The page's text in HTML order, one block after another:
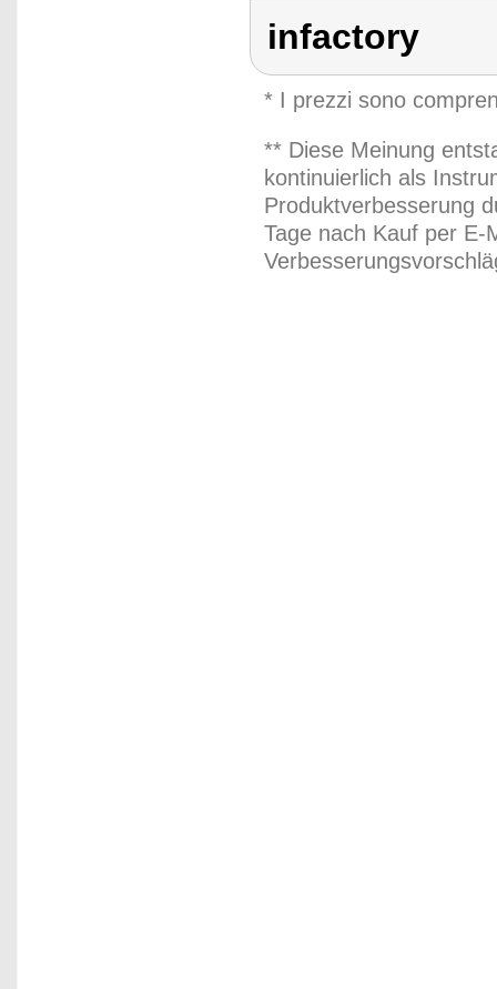
infactory
* I prezzi sono
** Diese Meinung
kontinuierlich als
Produktverbesserung
Tage nach Kauf per E-